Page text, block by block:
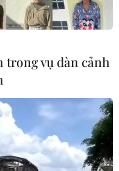
trong vụ dàn cảnh